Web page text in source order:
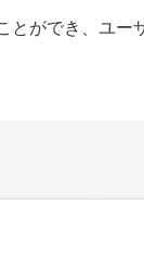
ができ、ユー